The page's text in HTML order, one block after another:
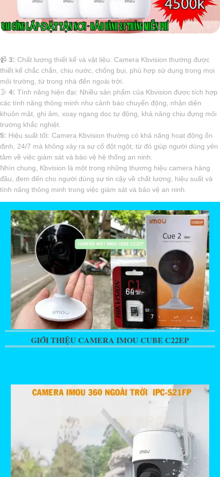
📹 3: Chất lượng thiết kế và vật liệu: Camera Kbvision thường được
thiết kế chắc chắn, chịu nước, chống bụi, phù hợp sử dụng trong mọi
môi trường, từ trong nhà đến ngoài trời.
🌛 4: Tính năng hiện đại: Nhiều sản phẩm của Kbvision được tích hợp
các tính năng thông minh như cảnh báo chuyển động, nhận diện
khuôn mặt, ghi âm, xoay ngang dọc tự động, khả năng chịu đựng môi
trường khắc nghiệt.
5: Hiệu suất tốt: Camera Kbvision thường có khả năng hoạt động ổn
định, 24/7 mà không xảy ra sự cố đột ngột, từ đó giúp người dùng yên
tâm về việc giám sát và bảo vệ hệ thống an ninh.
Nhìn chung, Kbvision là một trong những thương hiệu camera hàng
đầu, đem đến cho người dùng sự tin cậy về chất lượng, hiệu suất và
tính năng thông minh trong việc giám sát và bảo vệ an ninh.
GIỚI THIỆU CAMERA IMOU CUBE C22EP